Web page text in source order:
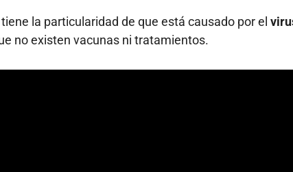
la particularidad de que está causado por el
no existen vacunas ni tratamientos.